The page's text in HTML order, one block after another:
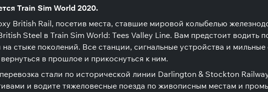
Train Sim World 2020.
British Rail, посетив места, ставшие мировой колыбелью
Steel в Train Sim World: Tees Valley Line. Вам предстоит водить
стыке поколений. Все станции, сигнальные устройства и
в прошлое и прикоснуться к ним.
стали по исторической линии Darlington & Stockton
и водите тяжеловесные поезда по живописным местам и